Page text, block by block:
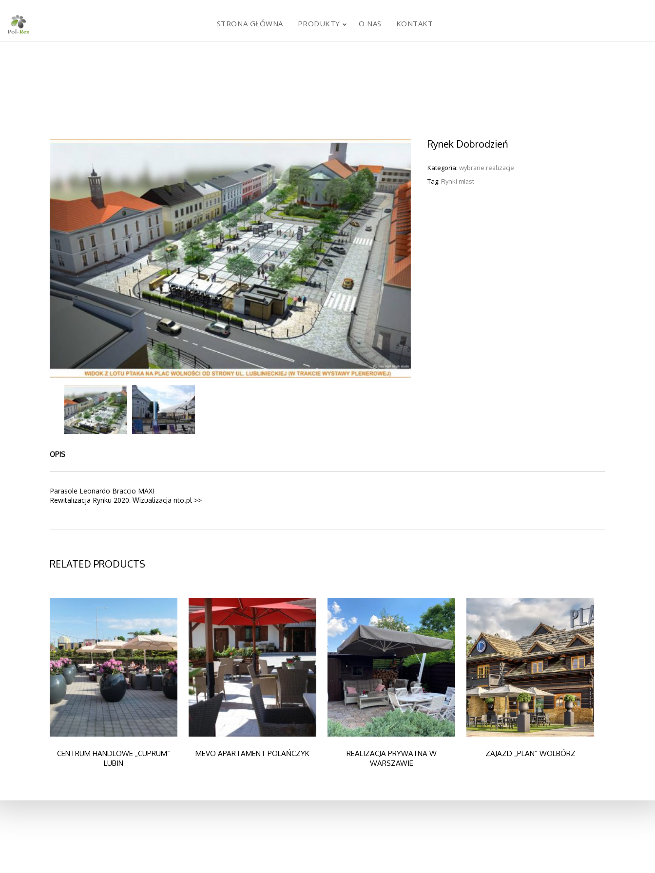
10
LISTOPAD
2024
MASURIA ARTE
SPA
13
WRZESIEŃ
2024
RESTAURACJA
FLAMING & CO W
WARSZAWIE
10
MAJ
2023
4
PAŹDZIERNIK
2022
PARASOLE
LEONARDO
BRACCIO
23
SIERPIEŃ
2021
PARASOLE
PALLADIO
STANDARD
STRONA GŁÓWNA PRODUKTY O NAS KONTAKT
Rynek Dobrodzień
Kategoria:wybrane realizacje
Tag: Rynki miast
OPIS
Parasole Leonardo Braccio MAXI
Rewitalizacja Rynku 2020. Wizualizacja nto.pl >>
RELATED PRODUCTS
CENTRUM HANDLOWE „CUPRUM”
LUBIN
MEVO APARTAMENT POLAŃCZYK
REALIZACJA PRYWATNA W
WARSZAWIE
ZAJAZD „PLAN” WOLBÓRZ